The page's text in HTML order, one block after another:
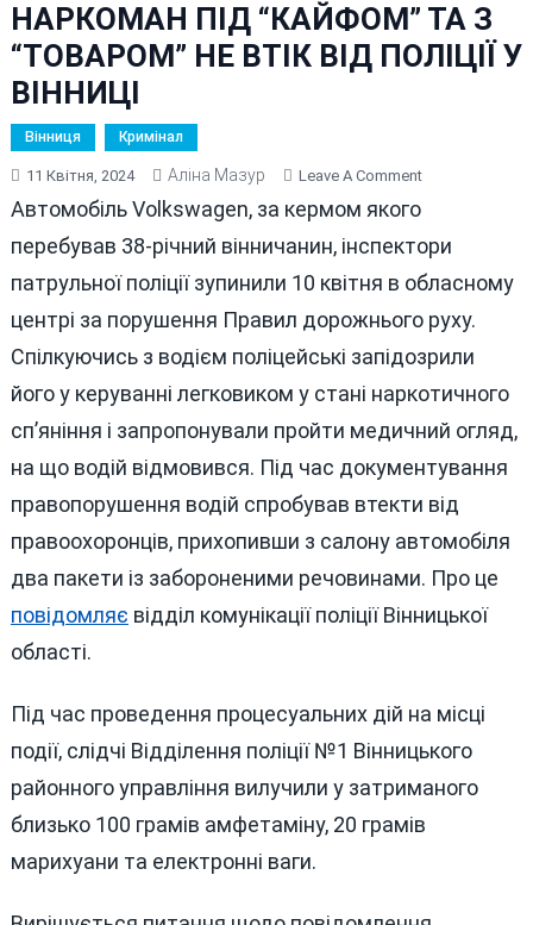
НАРКОМАН ПІД “КАЙФОМ” ТА З
“ТОВАРОМ” НЕ ВТІК ВІД ПОЛІЦІЇ У
ВІННИЦІ
Вінниця Кримінал
11 Квітня, 2024 Аліна Мазур Leave A CommentOn
“КАЙФОМ”
ТА
З
НЕ
ВТІК
ВІД
У
ВІННИЦІ
Автомобіль Volkswagen, за кермом якого
перебував 38-річний вінничанин, інспектори
патрульної поліції зупинили 10 квітня в обласному
центрі за порушення Правил дорожнього руху.
Спілкуючись з водієм поліцейські запідозрили
його у керуванні легковиком у стані наркотичного
сп’яніння і запропонували пройти медичний огляд,
на що водій відмовився. Під час документування
правопорушення водій спробував втекти від
правоохоронців, прихопивши з салону автомобіля
два пакети із забороненими речовинами. Про це
повідомляє відділ комунікації поліції Вінницької
області.
Під час проведення процесуальних дій на місці
події, слідчі Відділення поліції №1 Вінницького
районного управління вилучили у затриманого
близько 100 грамів амфетаміну, 20 грамів
марихуани та електронні ваги.